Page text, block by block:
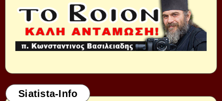
Siatista-Info